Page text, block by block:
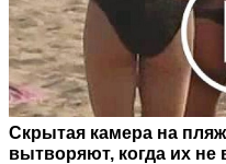
Скрытая камера на
вытворяют, когда их не